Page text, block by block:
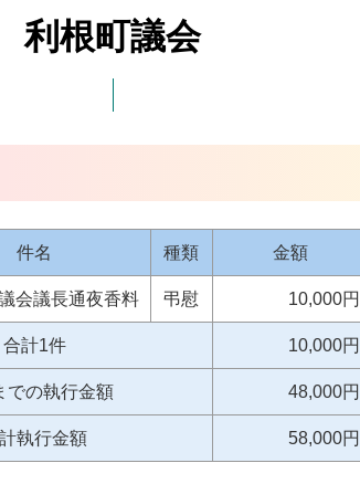
利根町議会
件名 種類 金額
会議長通夜香料 弔慰 10,000円
合計1件 10,000円
での執行金額 48,000円
執行金額 58,000円